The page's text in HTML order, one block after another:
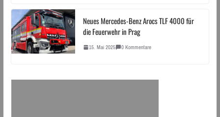
Neues Mercedes-Benz Arocs TLF 4000 für
die Feuerwehr in Prag
15. Mai 2025 0 Kommentare